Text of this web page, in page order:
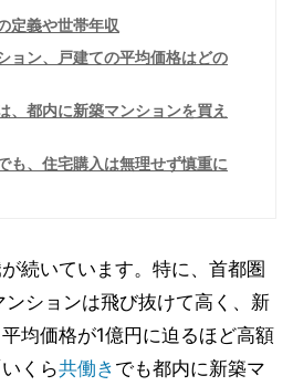
定義や世帯年収
ョン、戸建ての平均価格はどの
、都内に新築マンションを買え
も、住宅購入は無理せず慎重に
続いています。特に、首都圏
ションは飛び抜けて高く、新
均価格が1億円に迫るほど高額
くら共働き でも都内に新築マ